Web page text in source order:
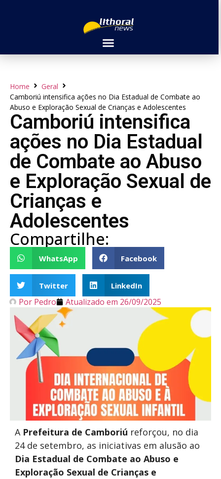
Home
Geral
Camboriú intensifica ações no Dia Estadual de Combate ao
Abuso e Exploração Sexual de Crianças e Adolescentes
Camboriú intensifica
ações no Dia Estadual
de Combate ao Abuso
e Exploração Sexual de
Crianças e
Adolescentes
Compartilhe:
WhatsApp Facebook
Twitter LinkedIn
Por Pedro Atualizado em 26/09/2025
A Prefeitura de Camboriú reforçou, no dia
24 de setembro, as iniciativas em alusão ao
Dia Estadual de Combate ao Abuso e
Exploração Sexual de Crianças e